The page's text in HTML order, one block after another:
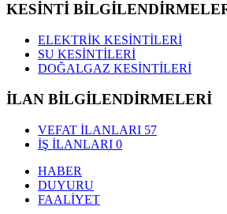
KESİNTİ
ELEKTRİK KESİNTİLERİ
SU KESİNTİLERİ
DOĞALGAZ KESİNTİLERİ
İLAN BİLGİLENDİRMELERİ
VEFAT İLANLARI 57
İŞ İLANLARI 0
HABER
DUYURU
FAALİYET